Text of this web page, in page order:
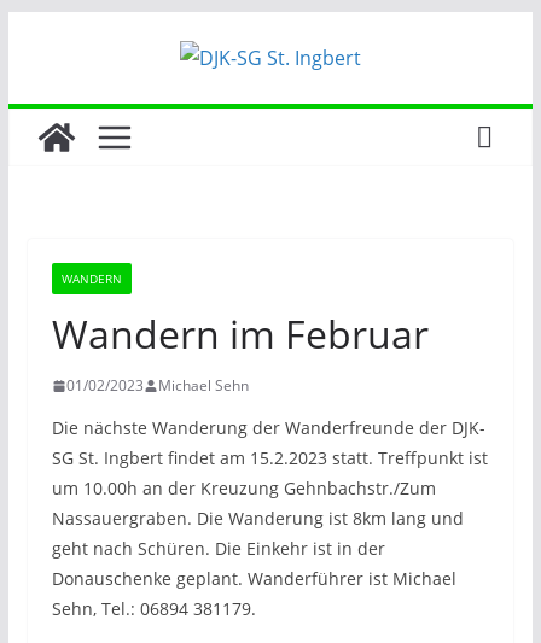
WANDERN
Wandern im Februar
01/02/2023 Michael Sehn
Die nächste Wanderung der Wanderfreunde der DJK-
SG St. Ingbert findet am 15.2.2023 statt. Treffpunkt ist
um 10.00h an der Kreuzung Gehnbachstr./Zum
Nassauergraben. Die Wanderung ist 8km lang und
geht nach Schüren. Die Einkehr ist in der
Donauschenke geplant. Wanderführer ist Michael
Sehn, Tel.: 06894 381179.